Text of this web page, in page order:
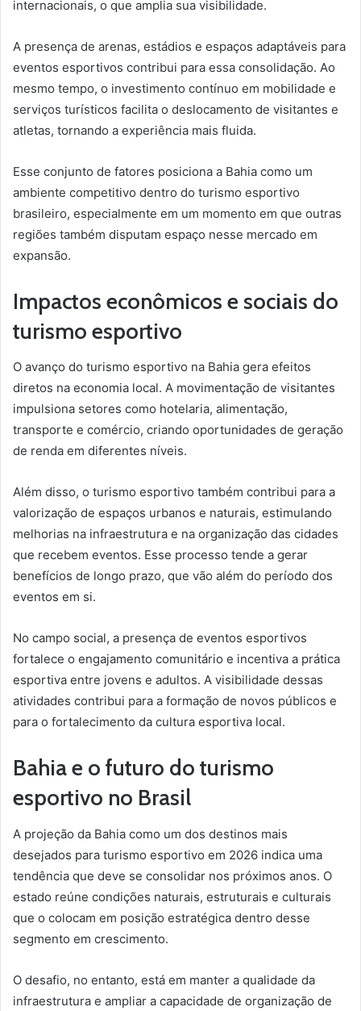
internacionais, o que amplia sua visibilidade.
A presença de arenas, estádios e espaços adaptáveis para
eventos esportivos contribui para essa consolidação. Ao
mesmo tempo, o investimento contínuo em mobilidade e
serviços turísticos facilita o deslocamento de visitantes e
atletas, tornando a experiência mais fluida.
Esse conjunto de fatores posiciona a Bahia como um
ambiente competitivo dentro do turismo esportivo
brasileiro, especialmente em um momento em que outras
regiões também disputam espaço nesse mercado em
expansão.
Impactos econômicos e sociais do
turismo esportivo
O avanço do turismo esportivo na Bahia gera efeitos
diretos na economia local. A movimentação de visitantes
impulsiona setores como hotelaria, alimentação,
transporte e comércio, criando oportunidades de geração
de renda em diferentes níveis.
Além disso, o turismo esportivo também contribui para a
valorização de espaços urbanos e naturais, estimulando
melhorias na infraestrutura e na organização das cidades
que recebem eventos. Esse processo tende a gerar
benefícios de longo prazo, que vão além do período dos
eventos em si.
No campo social, a presença de eventos esportivos
fortalece o engajamento comunitário e incentiva a prática
esportiva entre jovens e adultos. A visibilidade dessas
atividades contribui para a formação de novos públicos e
para o fortalecimento da cultura esportiva local.
Bahia e o futuro do turismo
esportivo no Brasil
A projeção da Bahia como um dos destinos mais
desejados para turismo esportivo em 2026 indica uma
tendência que deve se consolidar nos próximos anos. O
estado reúne condições naturais, estruturais e culturais
que o colocam em posição estratégica dentro desse
segmento em crescimento.
O desafio, no entanto, está em manter a qualidade da
infraestrutura e ampliar a capacidade de organização de